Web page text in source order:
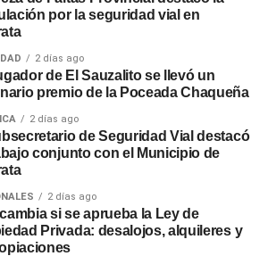
por la seguridad vial en
2 días ago
de El Sauzalito se llevó un
premio de la Poceada Chaqueña
2 días ago
de Seguridad Vial destacó
conjunto con el Municipio de
2 días ago
si se aprueba la Ley de
Privada: desalojos, alquileres y